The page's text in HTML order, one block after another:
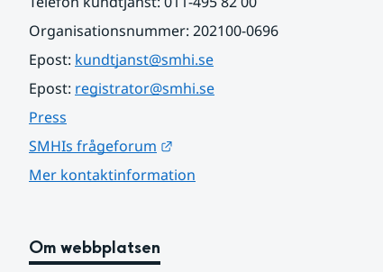
Organisationsnummer: 202100-0696
Epost: kundtjanst@smhi.se
Epost: registrator@smhi.se
Press
SMHIs frågeforum
Mer kontaktinformation
Om webbplatsen